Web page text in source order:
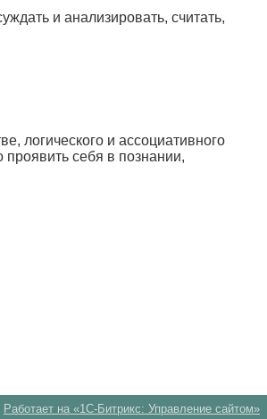
и анализировать, считать,
логического и ассоциативного
себя в познании,
Работает на «1С-Битрикс: Управление сайтом»